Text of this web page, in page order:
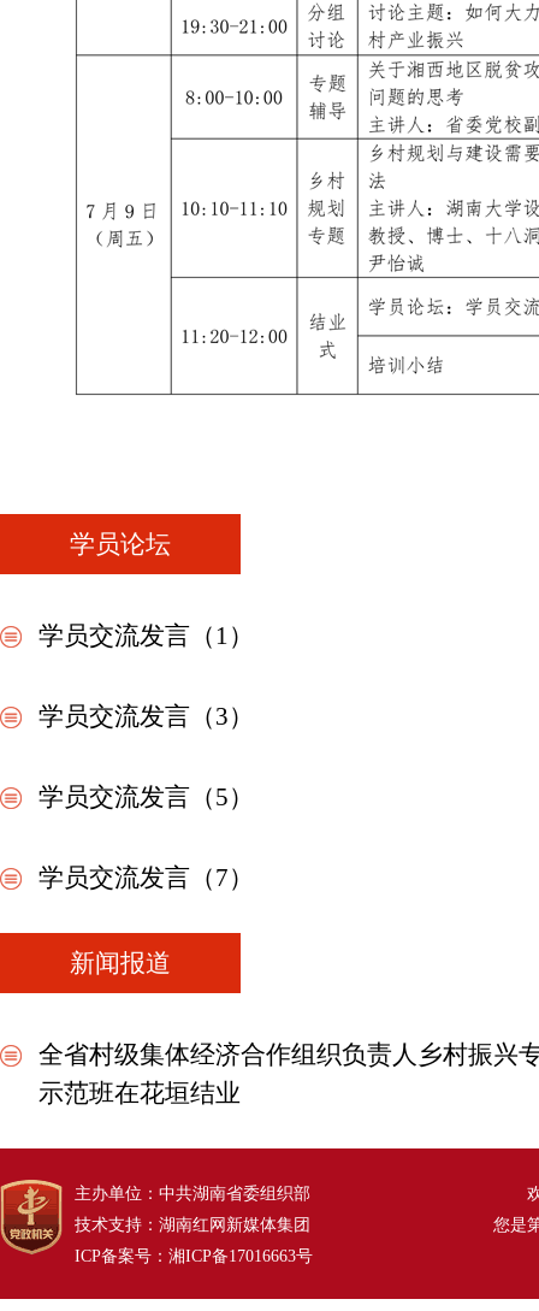
学员论坛
学员交流发言（1）
学员交流发言（3）
学员交流发言（5）
学员交流发言（7）
新闻报道
全省村级集体经济合作组织负责人乡村振兴
示范班在花垣结业
主办单位：中共湖南省委组织部
技术支持：湖南红网新媒体集团
ICP备案号：湘ICP备17016663号
您是